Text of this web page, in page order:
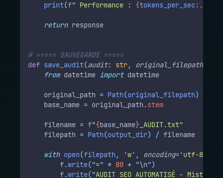
print(f" Performance : {tokens_per_sec :.1f
return response
# ===== SAUVEGARDE =====
def save_audit(audit: str, original_filepath
from datetime import datetime
    original_path
= Path(original_filepath)
    base_name
= original_path .stem
    filename
= f"{base_name} _AUDIT.txt"
    filepath
= Path(output_dir) / filename
with open(filepath, 'w' , encoding=' utf-8
        f
.write("=" * 80 + "\n")
        f
.write("AUDIT SEO AUTOMATISÉ -